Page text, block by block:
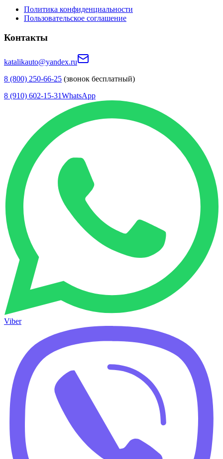
Политика конфиденциальности
Пользовательское соглашение
Контакты
katalikauto@yandex.ru
8 (800) 250-66-25 (звонок бесплатный)
8 (910) 602-15-31WhatsApp
Viber